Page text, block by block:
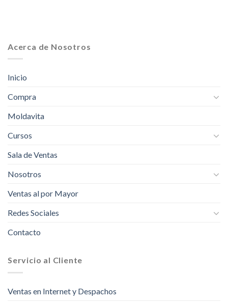
Acerca de Nosotros
Inicio
Compra
Moldavita
Cursos
Sala de Ventas
Nosotros
Ventas al por Mayor
Redes Sociales
Contacto
Servicio al Cliente
Ventas en Internet y Despachos